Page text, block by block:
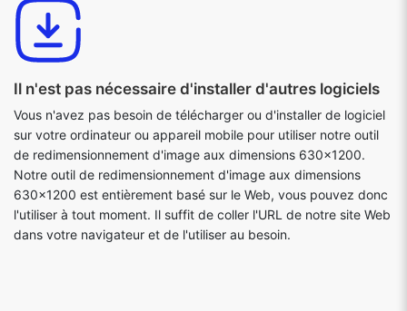
Il n'est pas nécessaire d'installer d'autres logiciels
Vous n'avez pas besoin de télécharger ou d'installer de logiciel
sur votre ordinateur ou appareil mobile pour utiliser notre outil
de redimensionnement d'image aux dimensions 630x1200.
Notre outil de redimensionnement d'image aux dimensions
630x1200 est entièrement basé sur le Web, vous pouvez donc
l'utiliser à tout moment. Il suffit de coller l'URL de notre site Web
dans votre navigateur et de l'utiliser au besoin.